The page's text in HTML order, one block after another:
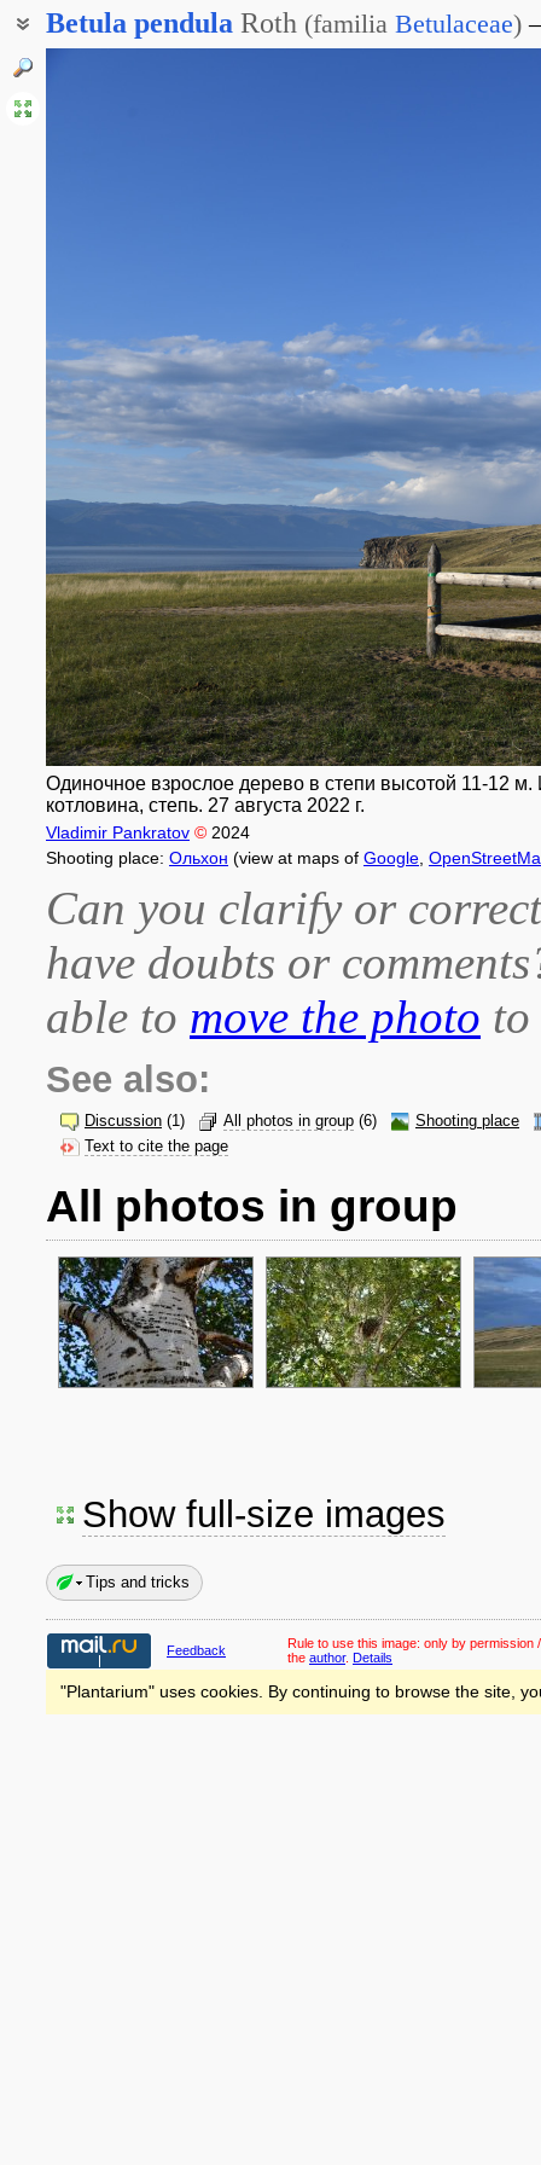
Betula pendula Roth (familia Betulaceae)
Одиночное взрослое дерево в степи высотой 11-12
котловина, степь. 27 августа 2022 г.
Vladimir Pankratov © 2024
Shooting place: Ольхон (view at maps of Google
Can you clarify or
have doubts or
able to move the photo
See also:
Discussion (1) All photos in group (6)
Shooting place
Text to cite the page
All photos in group
Show full-size images
Tips and tricks
Feedback Rule to use this image: only by permission
the author. Details
"Plantarium" uses cookies. By continuing to browse the site,